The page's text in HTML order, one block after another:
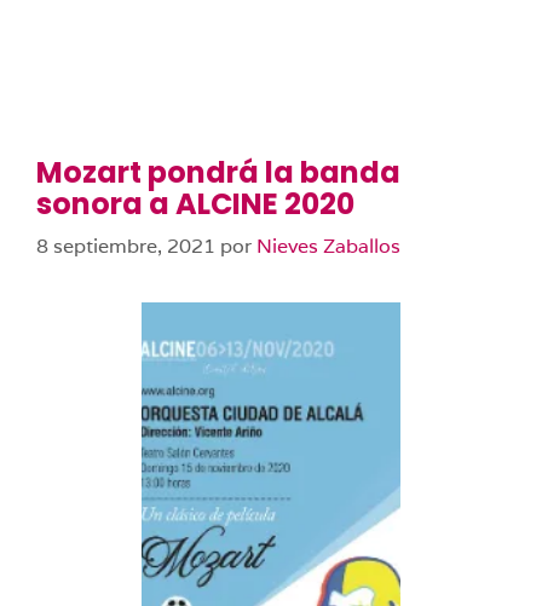
Mozart pondrá la banda
sonora a ALCINE 2020
8 septiembre, 2021 por Nieves Zaballos